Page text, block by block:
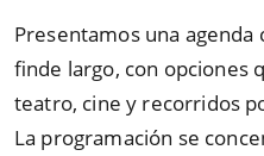
Presentamos una agenda
finde largo, con opciones
teatro, cine y recorridos
La programación se